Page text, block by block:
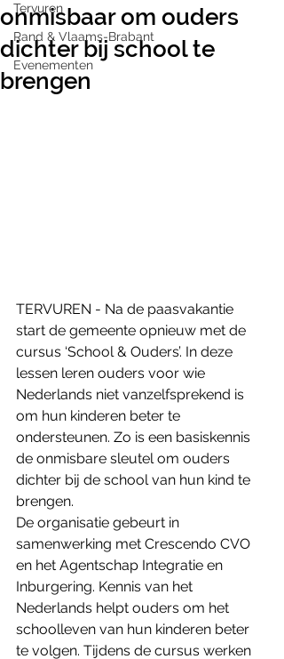
Tervuren
Rand & Vlaams-Brabant
Evenementen
onmisbaar om ouders
dichter bij school te
brengen
TERVUREN - Na de paasvakantie
start de gemeente opnieuw met de
cursus ‘School & Ouders’. In deze
lessen leren ouders voor wie
Nederlands niet vanzelfsprekend is
om hun kinderen beter te
ondersteunen. Zo is een basiskennis
de onmisbare sleutel om ouders
dichter bij de school van hun kind te
brengen.
De organisatie gebeurt in
samenwerking met Crescendo CVO
en het Agentschap Integratie en
Inburgering. Kennis van het
Nederlands helpt ouders om het
schoolleven van hun kinderen beter
te volgen. Tijdens de cursus werken